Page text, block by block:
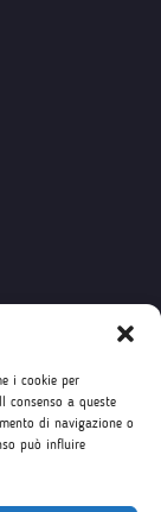
i cookie per
consenso a queste
di navigazione o
può influire